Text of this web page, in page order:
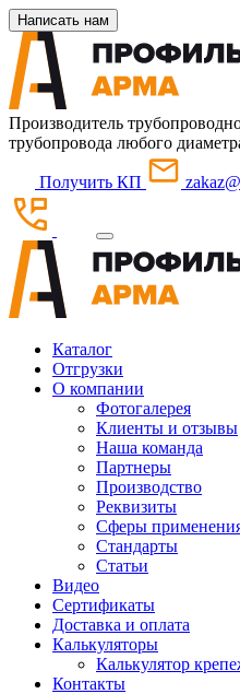
Написать нам
Производитель
трубопровода любого
Получить КП
Каталог
Отгрузки
О компании
Фотогалерея
Клиенты и отзывы
Наша команда
Партнеры
Производство
Реквизиты
Сферы
Стандарты
Статьи
Видео
Сертификаты
Доставка и оплата
Калькуляторы
Калькулятор
Контакты